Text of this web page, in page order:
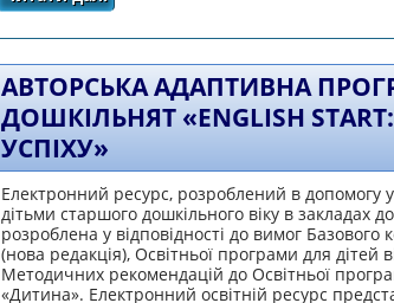
АВТОРСЬКА АДАПТИВНА
ДОШКІЛЬНЯТ «ENGLISH
УСПІХУ»
Електронний ресурс, розроблений в допомогу
дітьми старшого дошкільного віку в закладах
розроблена у відповідності до вимог Базового
(нова редакція), Освітньої програми для дітей
Методичних рекомендацій до Освітньої
«Дитина». Електронний освітній ресурс